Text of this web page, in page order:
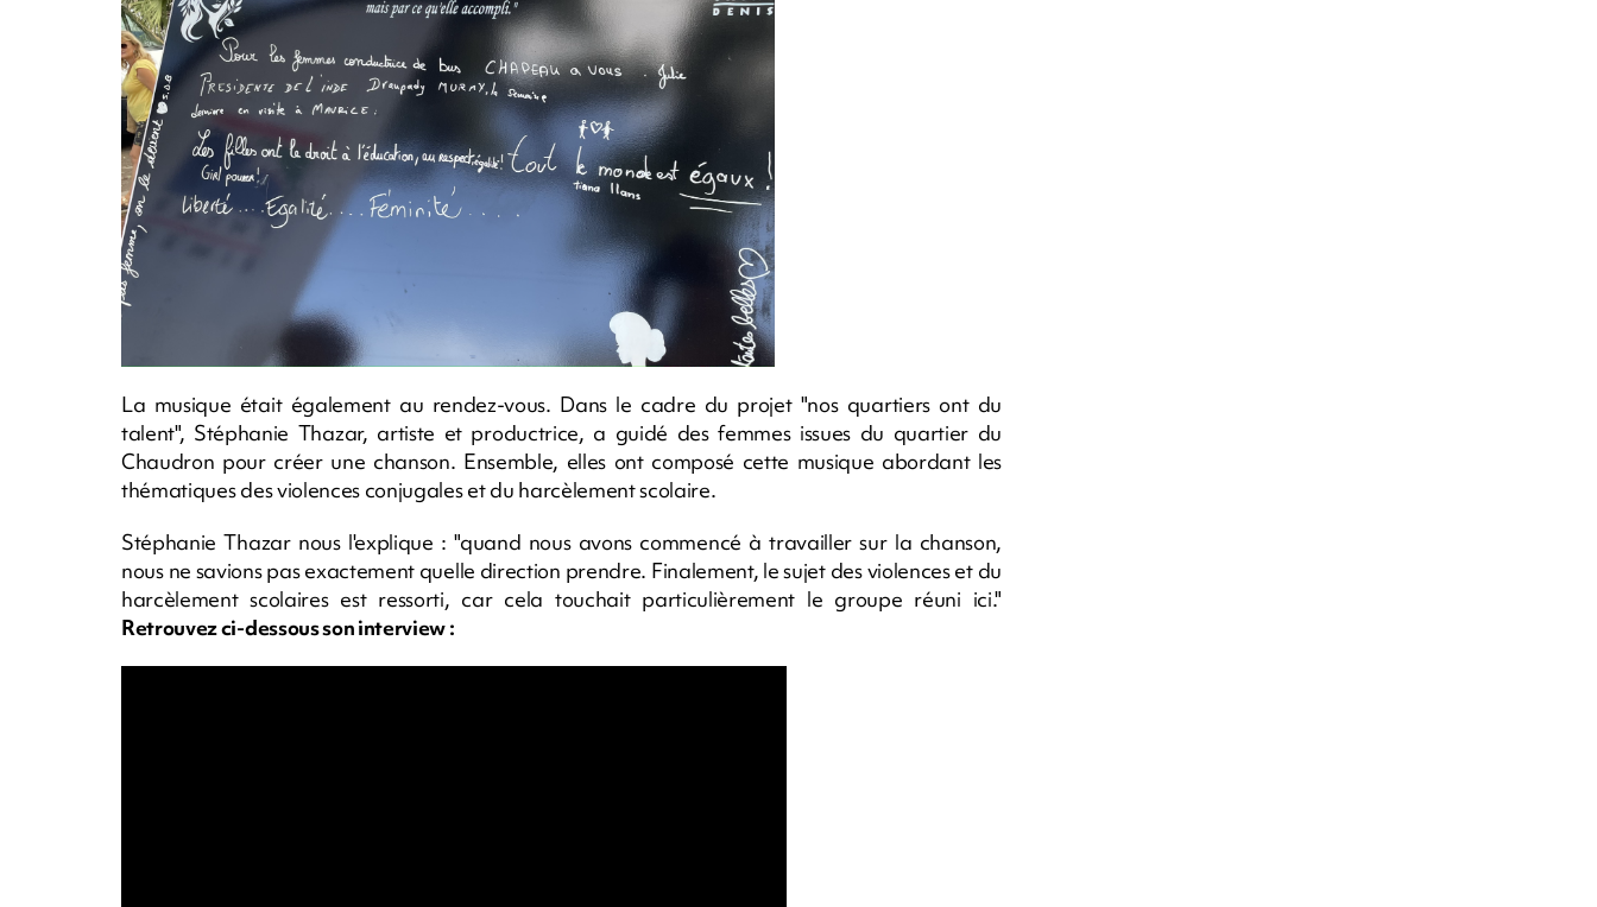
La musique était également au rendez-vous. Dans le cadre du projet "nos quartiers ont du
talent", Stéphanie Thazar, artiste et productrice, a guidé des femmes issues du quartier du
Chaudron pour créer une chanson. Ensemble, elles ont composé cette musique abordant les
thématiques des violences conjugales et du harcèlement scolaire.
Stéphanie Thazar nous l'explique : "quand nous avons commencé à travailler sur la chanson,
nous ne savions pas exactement quelle direction prendre. Finalement, le sujet des violences et du
harcèlement scolaires est ressorti, car cela touchait particulièrement le groupe réuni ici."
Retrouvez ci-dessous son interview :